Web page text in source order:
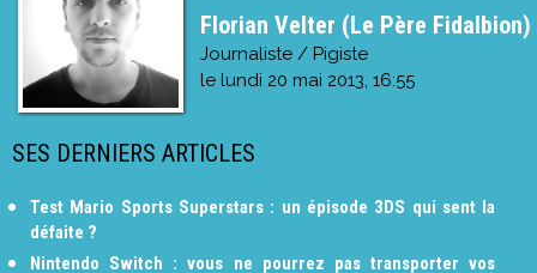
Florian Velter (Le Père Fidalbion)
Journaliste / Pigiste
le lundi 20 mai 2013, 16:55
SES DERNIERS ARTICLES
Test Mario Sports Superstars : un épisode 3DS qui sent la
défaite ?
Nintendo Switch : vous ne pourrez pas transporter vos